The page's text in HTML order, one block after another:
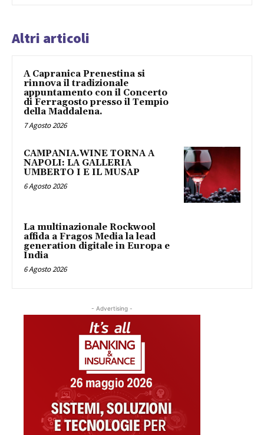
Altri articoli
A Capranica Prenestina si
rinnova il tradizionale
appuntamento con il Concerto
di Ferragosto presso il Tempio
della Maddalena.
7 Agosto 2026
CAMPANIA.WINE TORNA A
NAPOLI: LA GALLERIA
UMBERTO I E IL MUSAP
6 Agosto 2026
La multinazionale Rockwool
affida a Fragos Media la lead
generation digitale in Europa e
India
6 Agosto 2026
- Advertising -